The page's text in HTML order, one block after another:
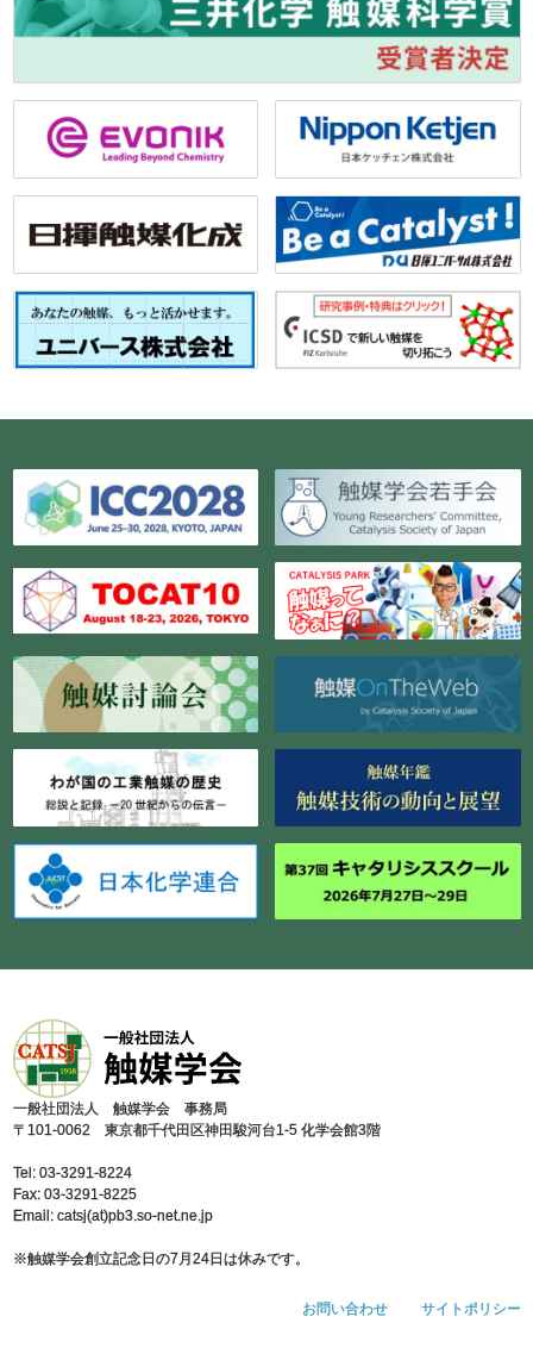
⼀般社団法⼈ 触媒学会 事務局
〒101-0062 東京都千代⽥区神⽥駿河台1-5 化学会館3階
Tel: 03-3291-8224
Fax: 03-3291-8225
Email: catsj(at)pb3.so-net.ne.jp
※触媒学会創⽴記念⽇の7⽉24⽇は休みです。
お問い合わせ サイトポリシー